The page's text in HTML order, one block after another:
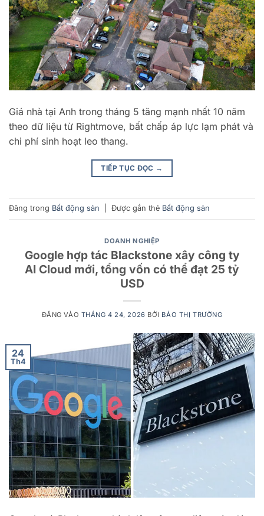
Giá nhà tại Anh trong tháng 5 tăng mạnh nhất 10 năm
theo dữ liệu từ Rightmove, bất chấp áp lực lạm phát và
chi phí sinh hoạt leo thang.
TIẾP TỤC ĐỌC →
Đăng trong Bất động sản Được gắn thẻ Bất động sản
DOANH NGHIỆP
Google hợp tác Blackstone xây công ty
AI Cloud mới, tổng vốn có thể đạt 25 tỷ
USD
ĐĂNG VÀO THÁNG 4 24, 2026 BỞI BÁO THỊ TRƯỜNG
24
Th4